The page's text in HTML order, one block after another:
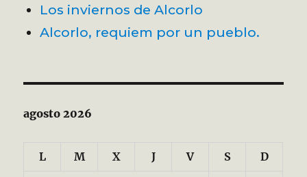
Los inviernos de Alcorlo
Alcorlo, requiem por un pueblo.
agosto 2026
L M X J V S D